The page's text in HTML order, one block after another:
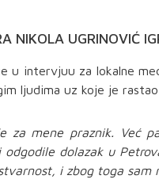
NIKOLA UGRINOVIĆ
u intervjuu za lokalne
ljudima uz koje je
za mene praznik. Već
odgodile dolazak u
i zbog toga sam